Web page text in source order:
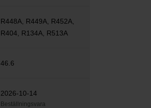
R448A, R449A, R452A,
R404, R134A, R513A
46.6
2026-10-14
Beställningsvara